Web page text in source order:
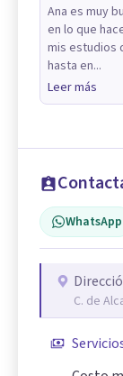
Ana es muy
en lo que
mis estudios
hasta en...
Leer más
WhatsApp
C. de